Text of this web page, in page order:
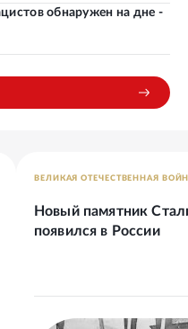
обнаружен на дне -
ВЕЛИКАЯ ОТЕЧЕСТВЕННАЯ
Новый памятник
появился в России